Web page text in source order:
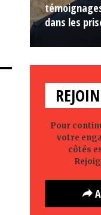
dans les
Pour
votre
côtés